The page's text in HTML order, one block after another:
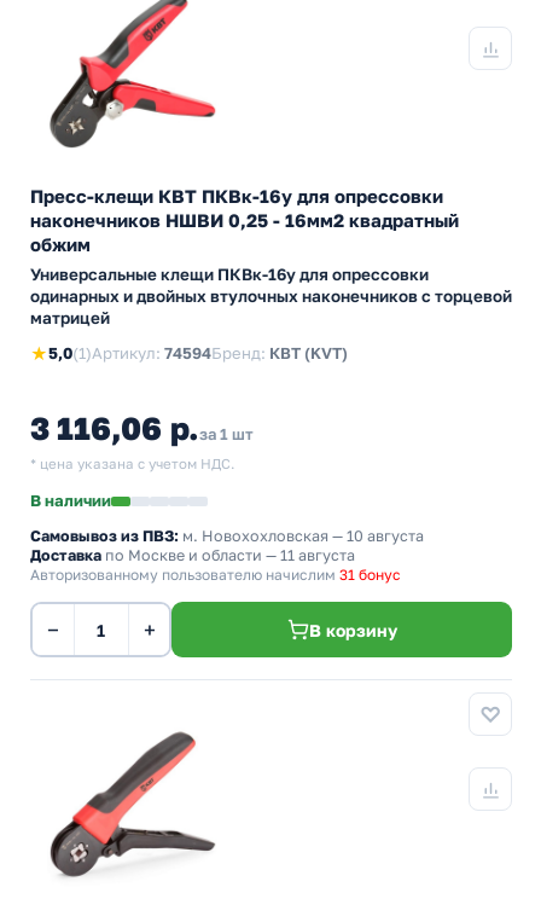
Пресс-клещи КВТ ПКВк-16у для опрессовки
наконечников НШВИ 0,25 - 16мм2 квадратный
обжим
Универсальные клещи ПКВк-16у для опрессовки
одинарных и двойных втулочных наконечников с торцевой
матрицей
★5,0(1)Артикул: 74594Бренд: КВТ (KVT)
3 116,06 р.за 1 шт
* цена указана с учетом НДС.
В наличии
Самовывоз из ПВЗ: м. Новохохловская — 10 августа
Доставка по Москве и области — 11 августа
Авторизованному пользователю начислим 31 бонус
− + В корзину